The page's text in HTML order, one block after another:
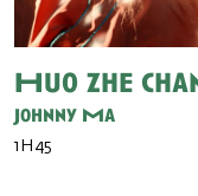
Huo zhe
Johnny Ma
1H45